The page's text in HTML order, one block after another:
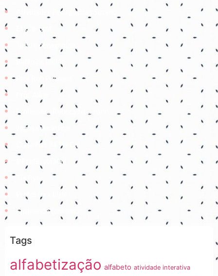
Atividades Pedagógicas Suzano
Etiene prof
Tudo é pedagógico
Balão de Ideias
Prof Roh Pedroso
Professora Rebeca Neumann
Jogos educativos
Coisinhas da Tia Cal
@ProfessoraGii
Professora Lisiê
Ensinando com amor
Tags
alfabetização alfabeto atividade interativa